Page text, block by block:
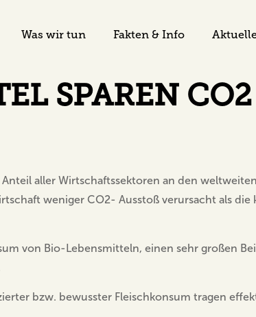
Was wir tun Fakten & Info
SPAREN
aller Wirtschaftssektoren an den
weniger CO2- Ausstoß verursacht als
von Bio-Lebensmitteln, einen sehr großen
bzw. bewusster Fleischkonsum tragen